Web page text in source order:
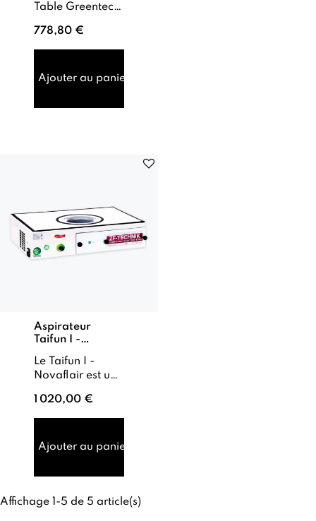
Table Greentech
Novaflair est un
aspirateur
compact et
con...
778,80 €
Ajouter au panier
Aspirateur
Taifun I -
Le Taifun I -
Novaflair est un
professionnel
haut de gamme,
pour collecter
1 020,00 €
Ajouter au panier
Affichage 1-5 de 5 article(s)